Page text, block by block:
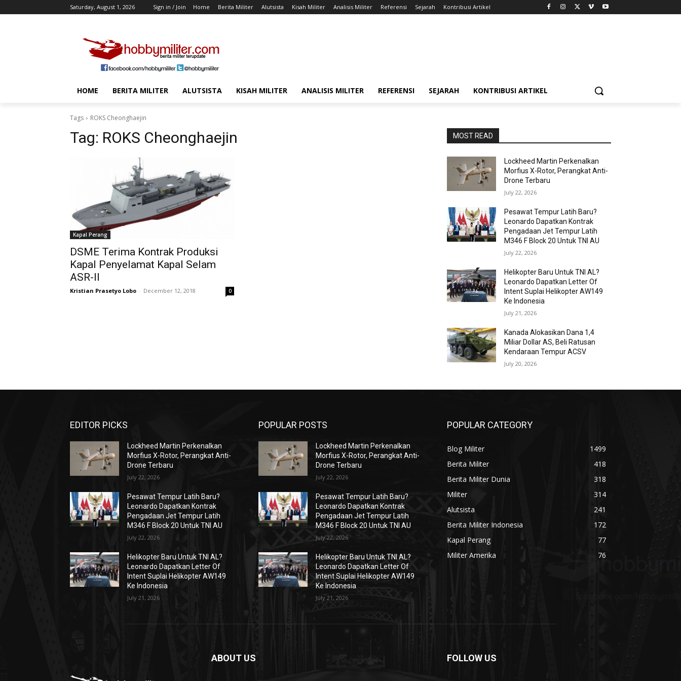
Saturday, August 1, 2026 Sign in / Join Home Berita Militer Alutsista Kisah Militer Analisis Militer Referensi Sejarah Kontribusi Artikel
HOME BERITA MILITER ALUTSISTA KISAH MILITER ANALISIS MILITER REFERENSI SEJARAH KONTRIBUSI ARTIKEL
Tags ROKS Cheonghaejin
Tag: ROKS Cheonghaejin
Kapal Perang
DSME Terima Kontrak Produksi
Kapal Penyelamat Kapal Selam
ASR-II
Kristian Prasetyo Lobo - December 12, 2018 0
MOST READ
Lockheed Martin Perkenalkan
Morfius X-Rotor, Perangkat Anti-
Drone Terbaru
July 22, 2026
Pesawat Tempur Latih Baru?
Leonardo Dapatkan Kontrak
Pengadaan Jet Tempur Latih
M346 F Block 20 Untuk TNI AU
July 22, 2026
Helikopter Baru Untuk TNI AL?
Leonardo Dapatkan Letter Of
Intent Suplai Helikopter AW149
Ke Indonesia
July 21, 2026
Kanada Alokasikan Dana 1,4
Miliar Dollar AS, Beli Ratusan
Kendaraan Tempur ACSV
July 20, 2026
EDITOR PICKS
Lockheed Martin Perkenalkan
Morfius X-Rotor, Perangkat Anti-
Drone Terbaru
July 22, 2026
Pesawat Tempur Latih Baru?
Leonardo Dapatkan Kontrak
Pengadaan Jet Tempur Latih
M346 F Block 20 Untuk TNI AU
July 22, 2026
Helikopter Baru Untuk TNI AL?
Leonardo Dapatkan Letter Of
Intent Suplai Helikopter AW149
Ke Indonesia
July 21, 2026
POPULAR POSTS
Lockheed Martin Perkenalkan
Morfius X-Rotor, Perangkat Anti-
Drone Terbaru
July 22, 2026
Pesawat Tempur Latih Baru?
Leonardo Dapatkan Kontrak
Pengadaan Jet Tempur Latih
M346 F Block 20 Untuk TNI AU
July 22, 2026
Helikopter Baru Untuk TNI AL?
Leonardo Dapatkan Letter Of
Intent Suplai Helikopter AW149
Ke Indonesia
July 21, 2026
POPULAR CATEGORY
Blog Militer
1499
Berita Militer
418
Berita Militer Dunia
318
Militer
314
Alutsista
241
Berita Militer Indonesia
172
Kapal Perang
77
Militer Amerika
76
ABOUT US FOLLOW US